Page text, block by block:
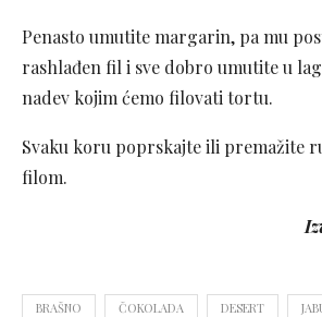
Penasto umutite margarin, pa mu
rashlađen fil i sve dobro umutite u
nadev kojim ćemo filovati tortu.
Svaku koru poprskajte ili premažite
filom.
BRAŠNO ČOKOLADA DESERT